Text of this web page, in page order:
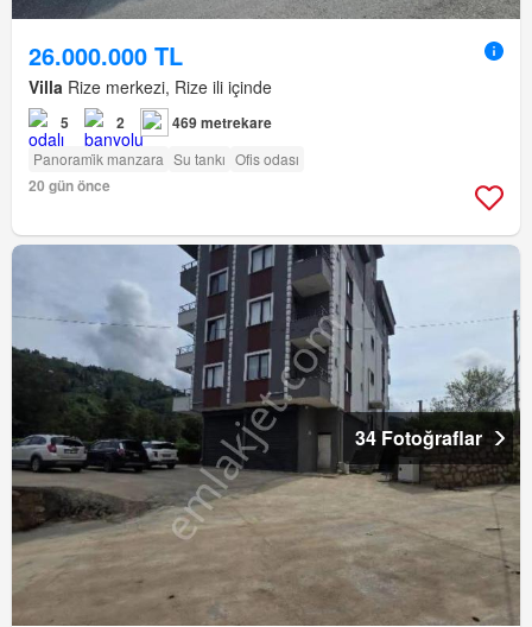
26.000.000 TL
Villa Rize merkezi, Rize ili içinde
5 2 469 metrekare
Panorami̇k manzara Su tankı Ofis odası
20 gün önce
34 Fotoğraflar